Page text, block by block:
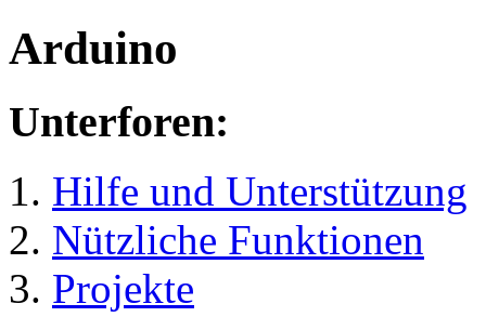
Arduino
Unterforen:
Hilfe und Unterstützung
Nützliche Funktionen
Projekte